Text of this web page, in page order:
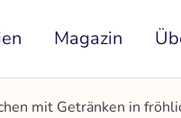
Magazin
mit Getränken in